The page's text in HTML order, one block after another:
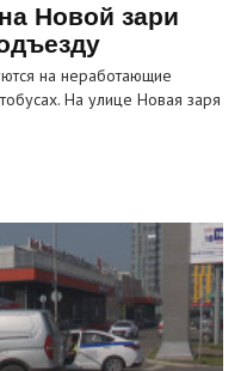
Новой зари
на неработающие
На улице Новая заря